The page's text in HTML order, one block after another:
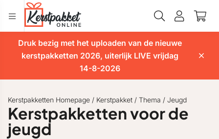
Druk bezig met het uploaden van de nieuwe
kerstpakketten 2026, uiterlijk LIVE vrijdag
14-8-2026
Kerstpakketten Homepage / Kerstpakket / Thema / Jeugd
Kerstpakketten voor de
jeugd